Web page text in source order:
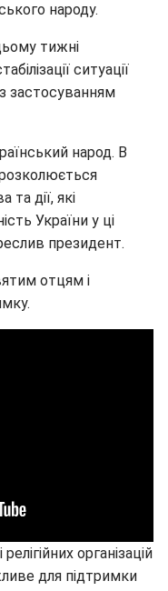
народу.
тижні
ситуації
застосуванням
народ. В
дії, які
України у ці
президент.
отцям і
організацій
для підтримки